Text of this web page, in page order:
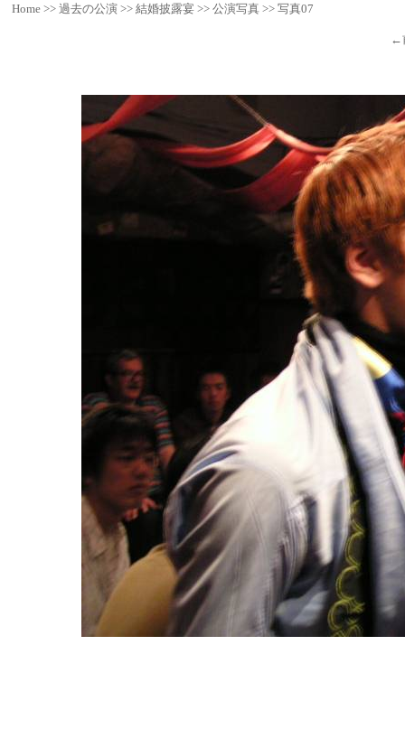
Home >> 過去の公演 >> 結婚披露宴 >> 公演写真 >> 写真07
←